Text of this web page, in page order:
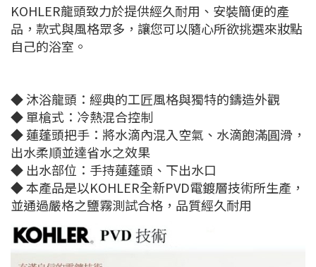
KOHLER龍頭致力於提供經久耐用、安裝簡便的產
品，款式與風格眾多，讓您可以隨心所欲挑選來妝點
自己的浴室。
◆ 沐浴龍頭：經典的工匠風格與獨特的鑄造外觀
◆ 單槍式：冷熱混合控制
◆ 蓮蓬頭把手：將水滴內混入空氣、水滴飽滿圓滑，
出水柔順並達省水之效果
◆ 出水部位：手持蓮蓬頭、下出水口
◆ 本產品是以KOHLER全新PVD電鍍層技術所生產，
並通過嚴格之鹽霧測試合格，品質經久耐用